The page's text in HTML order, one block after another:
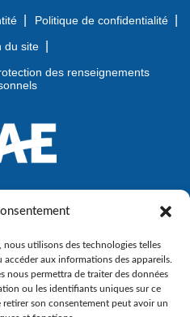
nous utilisons des technologies telles
aux informations des appareils.
nous permettra de traiter des données
ou les identifiants uniques sur ce
son consentement peut avoir un
Politique de confidentialité
du site
des renseignements